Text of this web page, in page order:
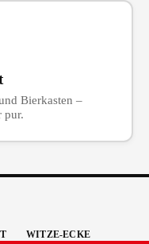
Bierkasten –
pur.
WITZE-ECKE